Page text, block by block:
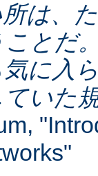
は、
とだ
に入
いた
,